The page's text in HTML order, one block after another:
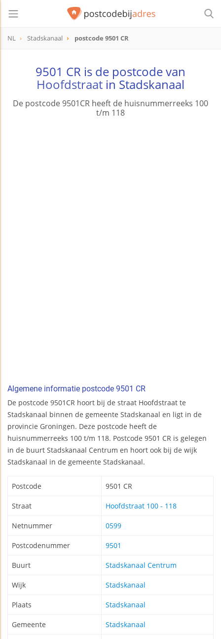
NL Stadskanaal postcode 9501 CR
9501 CR is de postcode van
Hoofdstraat in Stadskanaal
De postcode 9501CR heeft de huisnummerreeks 100
t/m 118
Algemene informatie postcode 9501 CR
De postcode 9501CR hoort bij de straat Hoofdstraat te
Stadskanaal binnen de gemeente Stadskanaal en ligt in de
provincie Groningen. Deze postcode heeft de
huisnummerreeks 100 t/m 118. Postcode 9501 CR is gelegen
in de buurt Stadskanaal Centrum en hoort ook bij de wijk
Stadskanaal in de gemeente Stadskanaal.
Postcode 9501 CR
Straat Hoofdstraat 100 - 118
Netnummer 0599
Postcodenummer 9501
Buurt Stadskanaal Centrum
Wijk Stadskanaal
Plaats Stadskanaal
Gemeente Stadskanaal